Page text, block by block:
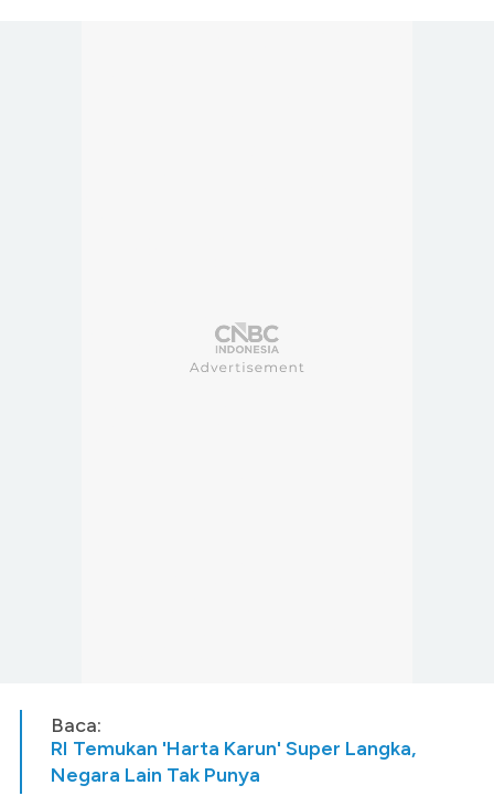
Baca:
RI Temukan 'Harta Karun' Super Langka,
Negara Lain Tak Punya